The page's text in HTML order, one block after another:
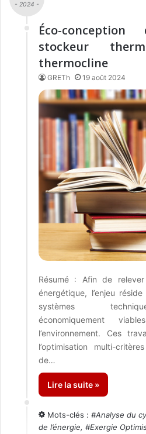
- 2024 -
Éco-conception
stockeur
thermocline
GRETh 19 août 2024
Résumé : Afin de
énergétique, l’enjeu
systèmes
économiquement
l’environnement. Ces
l’optimisation multi-
de…
Lire la suite »
Mots-clés : #Analyse du
de l’énergie, #Exergie